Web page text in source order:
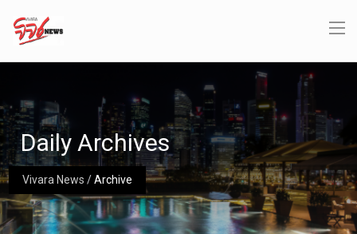
Vivara News /Archive
Daily Archives